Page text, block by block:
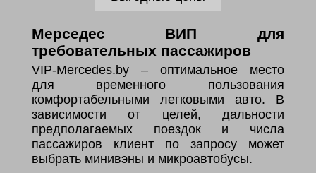
Мерседес ВИП для
требовательных пассажиров
VIP-Mercedes.by – оптимальное место
для временного пользования
комфортабельными легковыми авто. В
зависимости от целей, дальности
предполагаемых поездок и числа
пассажиров клиент по запросу может
выбрать минивэны и микроавтобусы.